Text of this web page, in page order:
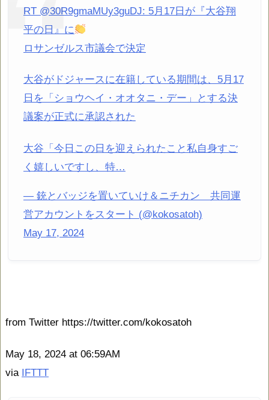
RT @30R9gmaMUy3guDJ: 5月17日が『大谷翔
平の日』に
ロサンゼルス市議会で決定
大谷がドジャースに在籍している期間は、5月17
日を「ショウヘイ・オオタニ・デー」とする決
議案が正式に承認された
大谷「今日この日を迎えられたこと私自身すご
く嬉しいですし、特…
— 銃とバッジを置いていけ＆ニチカン 共同運
営アカウントをスタート (@kokosatoh)
May 17, 2024
from Twitter https://twitter.com/kokosatoh
May 18, 2024 at 06:59AM
via IFTTT